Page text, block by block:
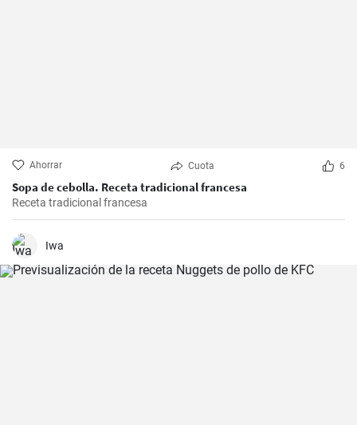
Ahorrar Cuota 6
Sopa de cebolla. Receta tradicional francesa
Receta tradicional francesa
Iwa